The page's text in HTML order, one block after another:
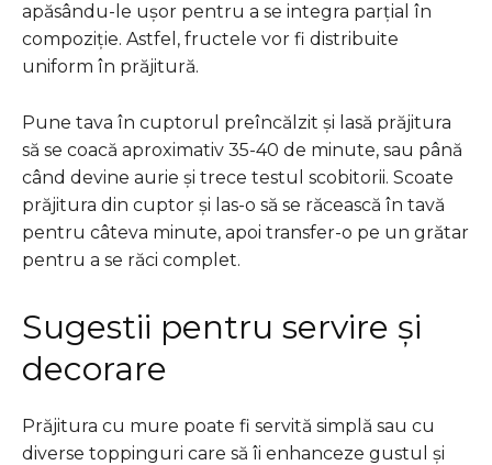
apăsându-le ușor pentru a se integra parțial în
compoziție. Astfel, fructele vor fi distribuite
uniform în prăjitură.
Pune tava în cuptorul preîncălzit și lasă prăjitura
să se coacă aproximativ 35-40 de minute, sau până
când devine aurie și trece testul scobitorii. Scoate
prăjitura din cuptor și las-o să se răcească în tavă
pentru câteva minute, apoi transfer-o pe un grătar
pentru a se răci complet.
Sugestii pentru servire și
decorare
Prăjitura cu mure poate fi servită simplă sau cu
diverse toppinguri care să îi enhanceze gustul și